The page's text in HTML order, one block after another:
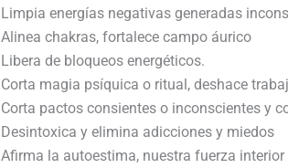
Limpia energías negativas generadas
Alinea chakras, fortalece campo áurico
Libera de bloqueos energéticos.
Corta magia psíquica o ritual, deshace
Corta pactos consientes o inconscientes y
Desintoxica y elimina adicciones y miedos
Afirma la autoestima, nuestra fuerza